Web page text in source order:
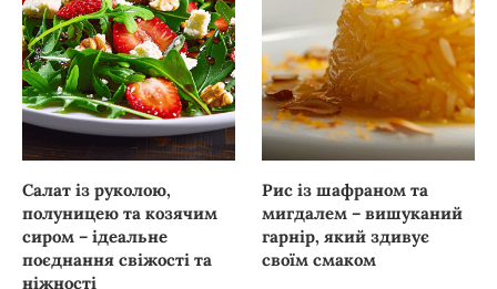
Салат із руколою,
полуницею та козячим
сиром – ідеальне
поєднання свіжості та
ніжності
Рис із шафраном та
мигдалем – вишуканий
гарнір, який здивує
своїм смаком